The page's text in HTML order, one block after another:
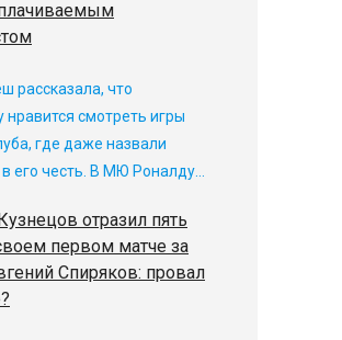
рассказала, что
нравится смотреть игры
где даже назвали
его честь. В МЮ Роналду…
отразил пять
первом матче за
Спиряков: провал